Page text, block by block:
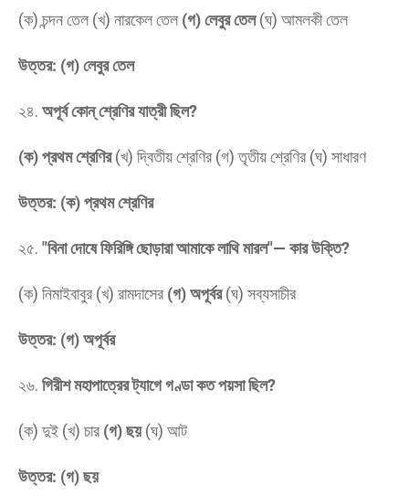
(ক) চন্দন তেল (খ) নারকেল তেল (গ) লেবুর তেল(ঘ) আমলকী তেল
উত্তর: (গ) লেবুর তেল
​২৪. অপূর্ব কোন্ শ্রেণির যাত্রী ছিল?
(ক) প্রথম শ্রেণির(খ) দ্বিতীয় শ্রেণির (গ) তৃতীয় শ্রেণির (ঘ) সাধারণ
উত্তর: (ক) প্রথম শ্রেণির
​২৫. "বিনা দোষে ফিরিঙ্গি ছোড়ারা আমাকে লাথি মারল"— কার উক্তি?
(ক) নিমাইবাবুর (খ) রামদাসের (গ) অপূর্বর(ঘ) সব্যসাচীর
উত্তর: (গ) অপূর্বর
​২৬. গিরীশ মহাপাত্রের ট্যাগে গণ্ডা কত পয়সা ছিল?
(ক) দুই (খ) চার (গ) ছয়(ঘ) আট
উত্তর: (গ) ছয়